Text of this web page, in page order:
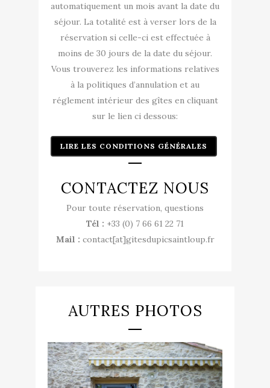
automatiquement un mois avant la date du
séjour. La totalité est à verser lors de la
réservation si celle-ci est effectuée à
moins de 30 jours de la date du séjour.
Vous trouverez les informations relatives
à la politiques d’annulation et au
réglement intérieur des gîtes en cliquant
sur le lien ci dessous:
LIRE LES CONDITIONS GÉNÉRALES
CONTACTEZ NOUS
Pour toute réservation, questions
Tél : +33 (0) 7 66 61 22 71
Mail : contact[at]gitesdupicsaintloup.fr
AUTRES PHOTOS